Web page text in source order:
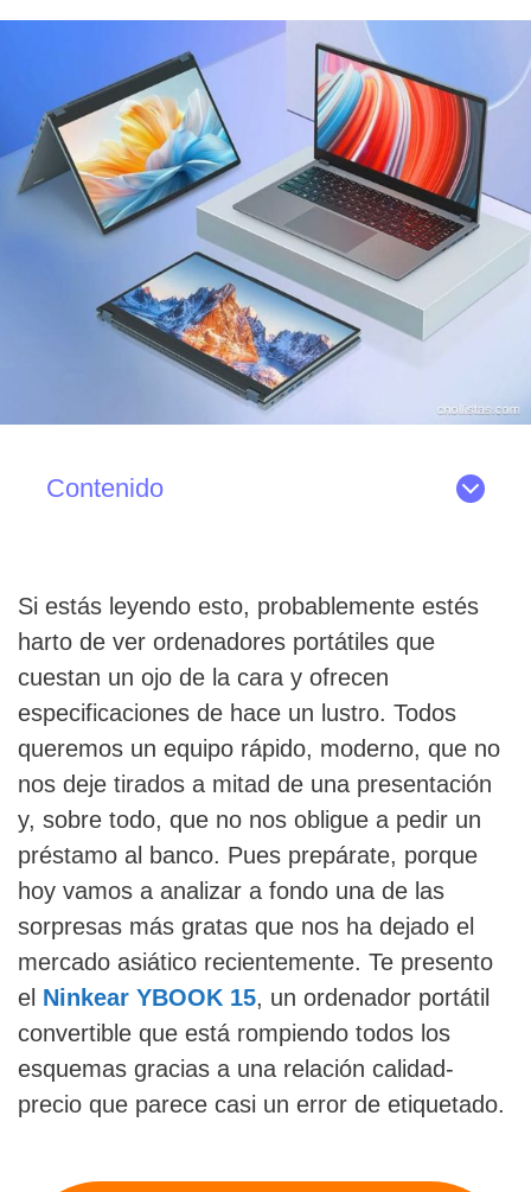
Contenido
Si estás leyendo esto, probablemente estés
harto de ver ordenadores portátiles que
cuestan un ojo de la cara y ofrecen
especificaciones de hace un lustro. Todos
queremos un equipo rápido, moderno, que no
nos deje tirados a mitad de una presentación
y, sobre todo, que no nos obligue a pedir un
préstamo al banco. Pues prepárate, porque
hoy vamos a analizar a fondo una de las
sorpresas más gratas que nos ha dejado el
mercado asiático recientemente. Te presento
el Ninkear YBOOK 15, un ordenador portátil
convertible que está rompiendo todos los
esquemas gracias a una relación calidad-
precio que parece casi un error de etiquetado.